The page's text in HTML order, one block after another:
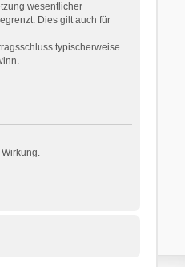
wesentlicher
Dies gilt auch für
typischerweise